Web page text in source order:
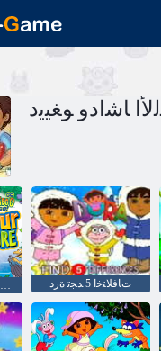
ﺍ ﺎﺷﺍﺩﻭ ﻮﻐﻴﻳﺩ
ﻮﻐﻴﻳﺩ ﺕﺍﺭﻮﺻﺎﻨﻳﺪﻟﺍ ﺓﺮﻣﺎﻐﻣ ﺕﺎﻓﻼ ﺘﺧﺍ 5 ﺪﺠﺗ ﺓﺭﺩ